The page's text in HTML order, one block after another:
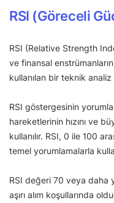
RSI (Göreceli
RSI (Relative Strength
ve finansal
kullanılan bir teknik
RSI göstergesinin
hareketlerinin hızını ve
kullanılır. RSI, 0 ile 100
temel yorumlamalarla
RSI değeri 70 veya daha
aşırı alım koşullarında